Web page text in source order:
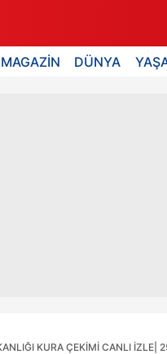
MAGAZİN DÜNYA
KURA ÇEKİMİ CANLI